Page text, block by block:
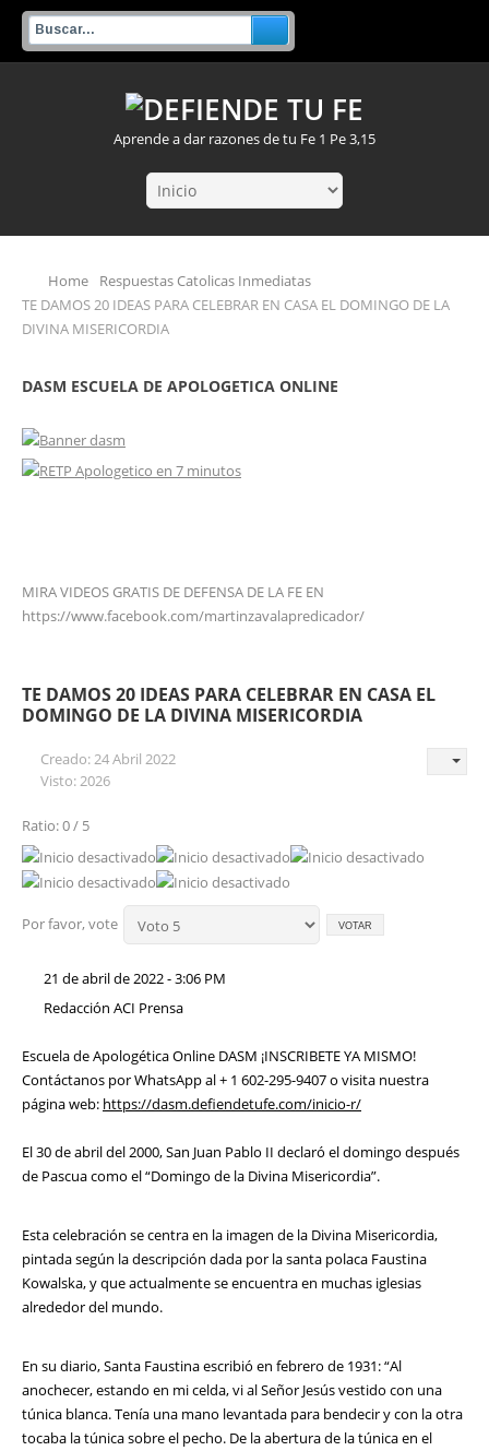
Aprende a dar razones de tu Fe 1 Pe 3,15
Home
Respuestas Catolicas Inmediatas
TE DAMOS 20 IDEAS PARA CELEBRAR EN CASA EL DOMINGO DE LA
DIVINA MISERICORDIA
DASM ESCUELA DE APOLOGETICA ONLINE
MIRA VIDEOS GRATIS DE DEFENSA DE LA FE EN
https://www.facebook.com/martinzavalapredicador/
TE DAMOS 20 IDEAS PARA CELEBRAR EN CASA EL
DOMINGO DE LA DIVINA MISERICORDIA
Creado: 24 Abril 2022
Visto: 2026
Ratio: 0 / 5
Por favor, vote
21 de abril de 2022 - 3:06 PM
Redacción ACI Prensa
Escuela de Apologética Online DASM ¡INSCRIBETE YA MISMO!
Contáctanos por WhatsApp al + 1 602-295-9407 o visita nuestra
página web: https://dasm.defiendetufe.com/inicio-r/
El 30 de abril del 2000, San Juan Pablo II declaró el domingo después
de Pascua como el “Domingo de la Divina Misericordia”.
Esta celebración se centra en la imagen de la Divina Misericordia,
pintada según la descripción dada por la santa polaca Faustina
Kowalska, y que actualmente se encuentra en muchas iglesias
alrededor del mundo.
En su diario, Santa Faustina escribió en febrero de 1931: “Al
anochecer, estando en mi celda, vi al Señor Jesús vestido con una
túnica blanca. Tenía una mano levantada para bendecir y con la otra
tocaba la túnica sobre el pecho. De la abertura de la túnica en el